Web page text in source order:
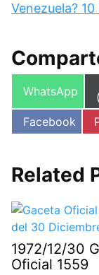
Venezuela?
Compartir
WhatsApp
Compartir
en
Facebook
Related
1972/12/30
Oficial 1559